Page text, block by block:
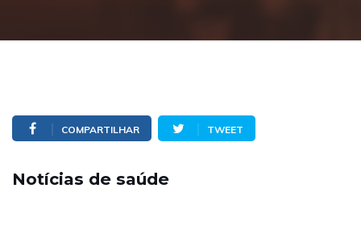
COMPARTILHAR TWEET
Notícias de saúde